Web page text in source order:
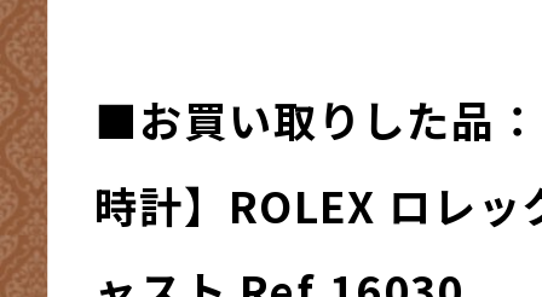
■お買い取りした品
時計】ROLEX ロレッ